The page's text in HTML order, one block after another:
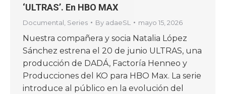
‘ULTRAS’. En HBO MAX
Documental, Series By adaeSL mayo 15, 2026
Nuestra compañera y socia Natalia López
Sánchez estrena el 20 de junio ULTRAS, una
producción de DADÁ, Factoría Henneo y
Producciones del KO para HBO Max. La serie
introduce al público en la evolución del